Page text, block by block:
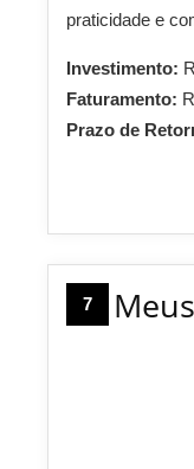
praticidade e
Investimento:
Faturamento:
Prazo de
7